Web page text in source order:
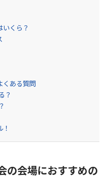
くら？
くある質問
？
の会場におすすめの